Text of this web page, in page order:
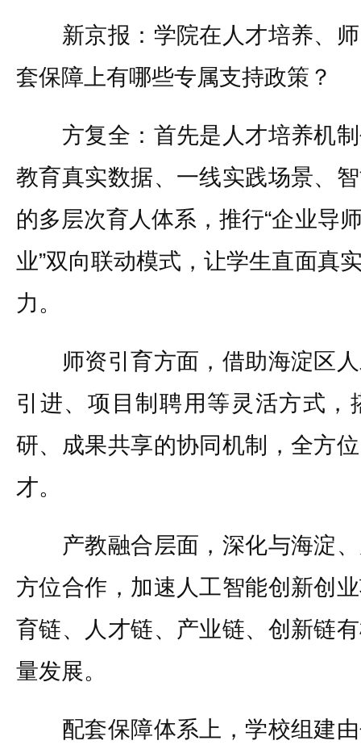
新京报：学院在人才培养、师
套保障上有哪些专属支持政策？
方复全：首先是人才培养机制
教育真实数据、一线实践场景、
的多层次育人体系，推行“企业导
业”双向联动模式，让学生直面真
力。
师资引育方面，借助海淀区人
引进、项目制聘用等灵活方式，
研、成果共享的协同机制，全方
才。
产教融合层面，深化与海淀、
方位合作，加速人工智能创新创
育链、人才链、产业链、创新链
量发展。
配套保障体系上，学校组建由